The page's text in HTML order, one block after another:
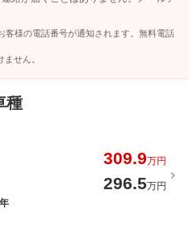
様の電話番号が通知されます。無料電話
せん。
種
309.9万円
296.5万円